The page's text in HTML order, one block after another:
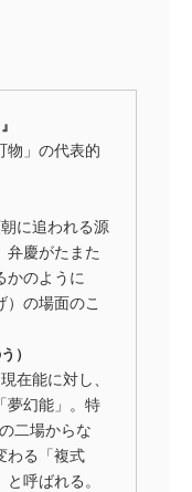
物」の代表的
に追われる源
弁慶がたまた
かのように
の場面のこ
）
在能に対し、
夢幻能」。特
二場からな
わる「複式
呼ばれる。